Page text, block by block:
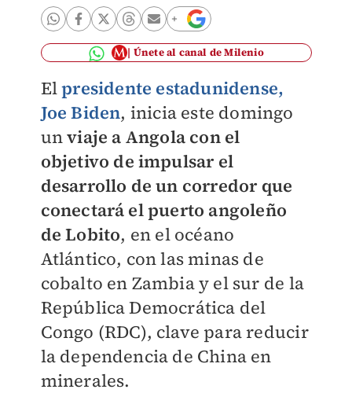
Únete al canal de Milenio
Elpresidente estadunidense,
Joe Biden, inicia este domingo
unviaje a Angola con el
objetivo de impulsar el
desarrollo de un corredor que
conectará el puerto angoleño
de Lobito, en el océano
Atlántico, con las minas de
cobalto en Zambia y el sur de la
República Democrática del
Congo (RDC), clave para reducir
la dependencia de China en
minerales.